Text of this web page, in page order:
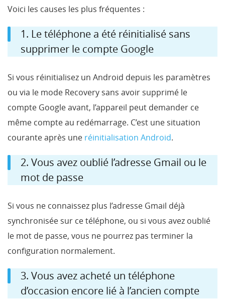
Voici les causes les plus fréquentes :
1. Le téléphone a été réinitialisé sans
supprimer le compte Google
Si vous réinitialisez un Android depuis les paramètres
ou via le mode Recovery sans avoir supprimé le
compte Google avant, l’appareil peut demander ce
même compte au redémarrage. C’est une situation
courante après une réinitialisation Android.
2. Vous avez oublié l’adresse Gmail ou le
mot de passe
Si vous ne connaissez plus l’adresse Gmail déjà
synchronisée sur ce téléphone, ou si vous avez oublié
le mot de passe, vous ne pourrez pas terminer la
configuration normalement.
3. Vous avez acheté un téléphone
d’occasion encore lié à l’ancien compte